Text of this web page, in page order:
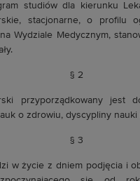
studiów dla kierunku
stacjonarne, o profilu
Wydziale Medycznym,
§ 2
przyporządkowany jest
o zdrowiu, dyscypliny nauki
§ 3
w życie z dniem podjęcia i